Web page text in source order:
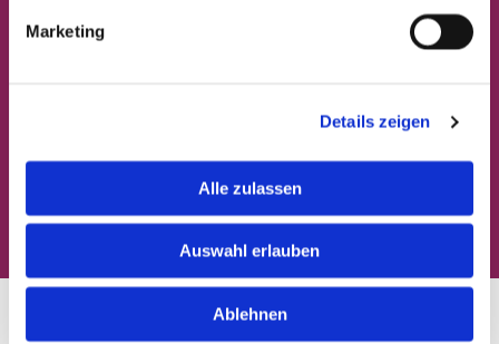
Marketing
Details zeigen
Alle zulassen
Auswahl erlauben
Ablehnen
Wir verarbeiten Ihre eingegebenen
Sie in unserer Datenschutzerklärung. *
* Pflichtfeld